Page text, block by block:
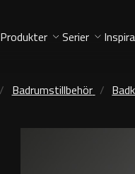
Produkter Serier
Badrumstillbehör